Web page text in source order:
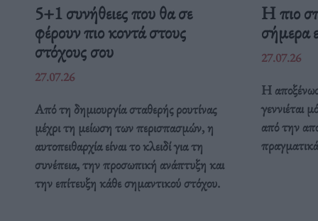
5+1 συνήθειες που θα σε
φέρουν πιο κοντά στους
στόχους σου
27.07.26
Από τη δημιουργία σταθερής ρουτίνας
μέχρι τη μείωση των περισπασμών, η
αυτοπειθαρχία είναι το κλειδί για τη
συνέπεια, την προσωπική ανάπτυξη και
την επίτευξη κάθε σημαντικού στόχου.
Η πιο
σήμερα
27.07.26
Η
γεννιέται
από την